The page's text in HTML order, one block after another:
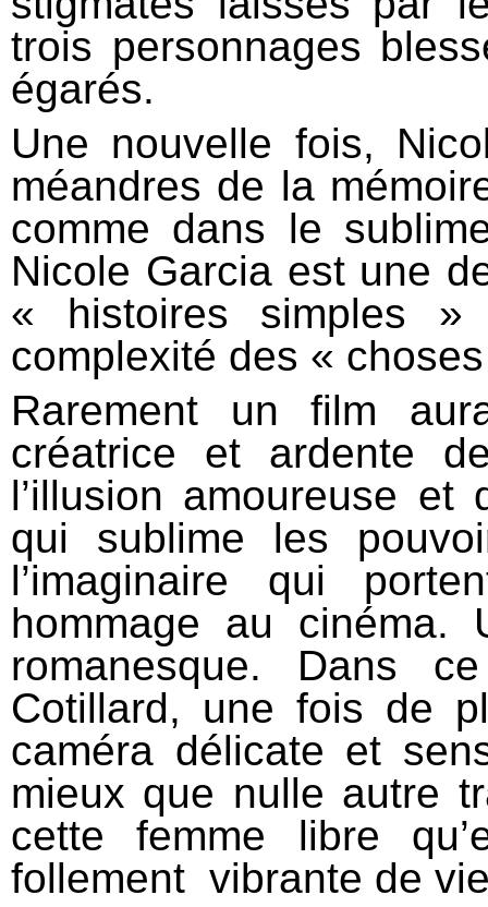
trois personnages
égarés.
Une nouvelle fois,
méandres de la
comme dans le
Nicole Garcia est une
« histoires simples »
complexité des «
Rarement un film
créatrice et ardente
l’illusion amoureuse et
qui sublime les
l’imaginaire qui
hommage au cinéma.
romanesque. Dans
Cotillard, une fois de
caméra délicate et
mieux que nulle autre
cette femme libre
follement vibrante de